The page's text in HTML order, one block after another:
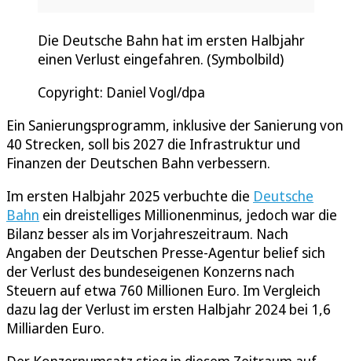
Die Deutsche Bahn hat im ersten Halbjahr
einen Verlust eingefahren. (Symbolbild)
Copyright: Daniel Vogl/dpa
Ein Sanierungsprogramm, inklusive der Sanierung von
40 Strecken, soll bis 2027 die Infrastruktur und
Finanzen der Deutschen Bahn verbessern.
Im ersten Halbjahr 2025 verbuchte die Deutsche
Bahn ein dreistelliges Millionenminus, jedoch war die
Bilanz besser als im Vorjahreszeitraum. Nach
Angaben der Deutschen Presse-Agentur belief sich
der Verlust des bundeseigenen Konzerns nach
Steuern auf etwa 760 Millionen Euro. Im Vergleich
dazu lag der Verlust im ersten Halbjahr 2024 bei 1,6
Milliarden Euro.